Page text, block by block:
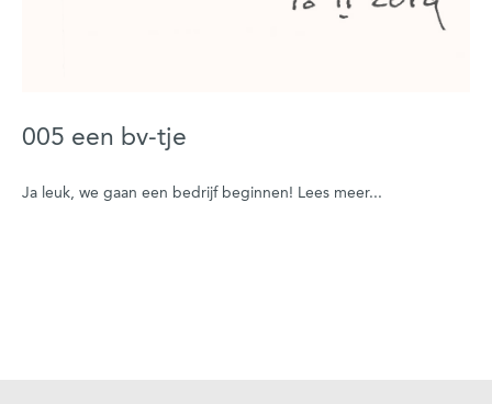
005 een bv-tje
Ja leuk, we gaan een bedrijf beginnen! Lees meer...